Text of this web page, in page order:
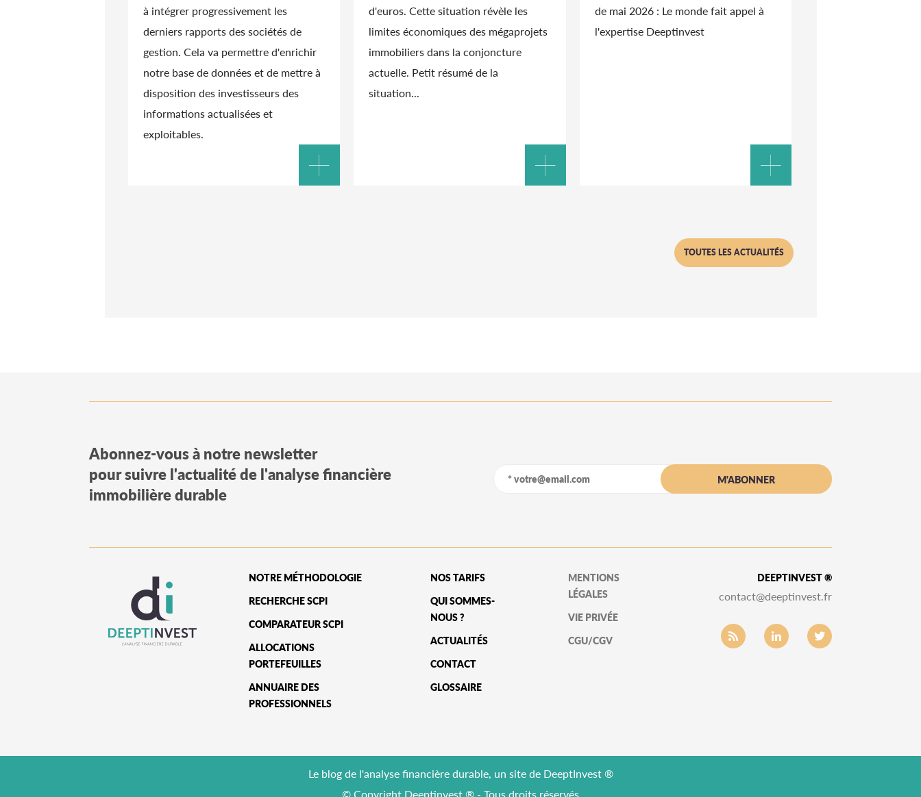
à intégrer progressivement les
derniers rapports des sociétés de
gestion. Cela va permettre d'enrichir
notre base de données et de mettre à
disposition des investisseurs des
informations actualisées et
exploitables.
d'euros. Cette situation révèle les
limites économiques des mégaprojets
immobiliers dans la conjoncture
actuelle. Petit résumé de la
situation...
de mai 2026 : Le monde fait appel à
l'expertise Deeptinvest
TOUTES LES ACTUALITÉS
Abonnez-vous à notre newsletter
pour suivre l'actualité de l'analyse financière
immobilière durable
NOTRE MÉTHODOLOGIE
RECHERCHE SCPI
COMPARATEUR SCPI
ALLOCATIONS
PORTEFEUILLES
ANNUAIRE DES
PROFESSIONNELS
NOS TARIFS
QUI SOMMES-
NOUS ?
ACTUALITÉS
CONTACT
GLOSSAIRE
MENTIONS
LÉGALES
VIE PRIVÉE
CGU/CGV
DEEPTINVEST ®
contact@deeptinvest.fr
Le blog de l'analyse financière durable, un site de DeeptInvest ®
© Copyright Deeptinvest ® - Tous droits réservés